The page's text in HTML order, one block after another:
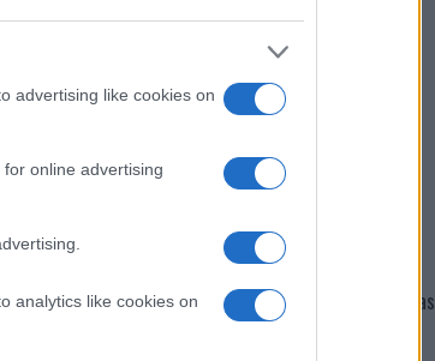
advertising like cookies on
online advertising
analytics like cookies on
I nostri cari
I nostri cari
Giovannimaria Cabras